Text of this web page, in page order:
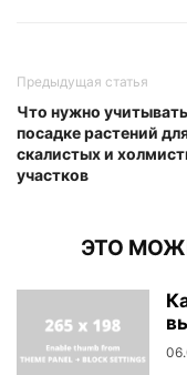
Предыдущая статья
Что нужно
посадке растений
скалистых и
участков
ЭТО